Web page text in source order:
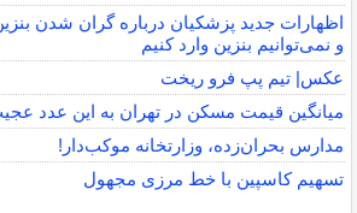
اظهارات جدید پزشکیان درباره گران شدن
و نمی‌توانیم بنزین وارد کنیم
عکس| تیم پپ فرو ریخت
میانگین قیمت مسکن در تهران به این عدد
مدارس بحران‌زده، وزارتخانه موکب‌دار!
تسهیم کاسپین با خط مرزی مجهول